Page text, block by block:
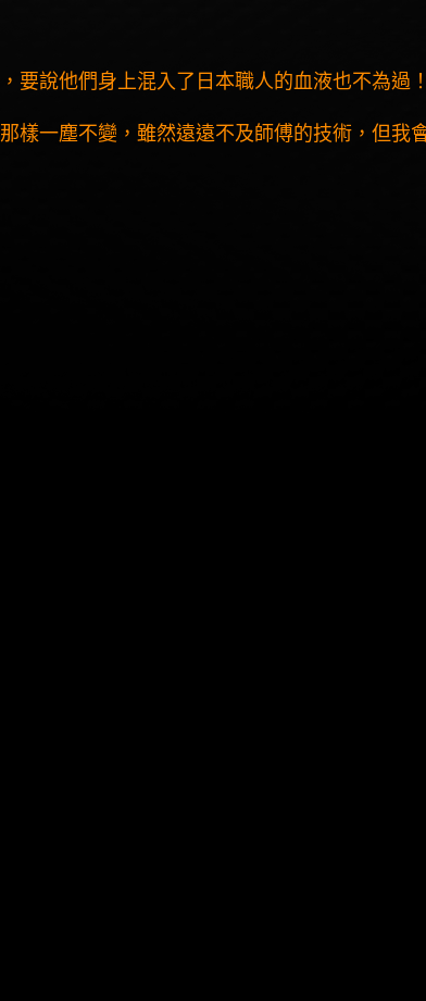
要說他們身上混入了日本職人的血液也不為過！
一塵不變，雖然遠遠不及師傅的技術，但我